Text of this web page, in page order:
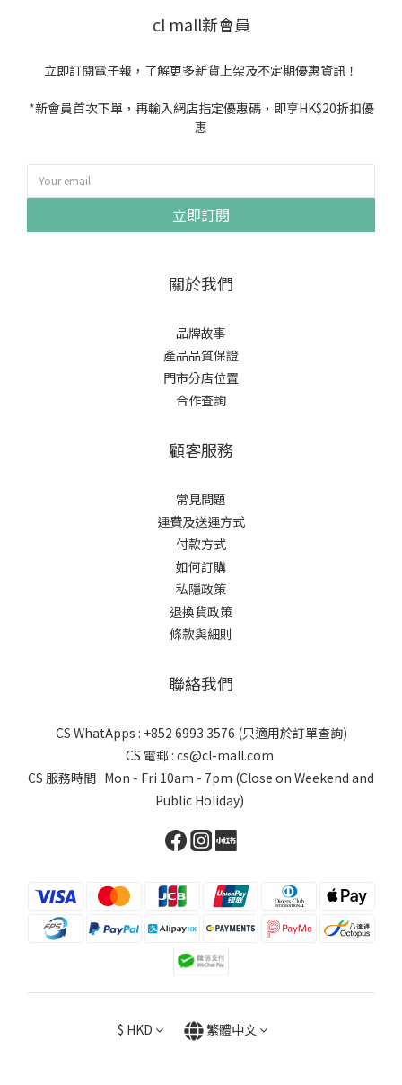
cl mall新會員
立即訂閱電子報，了解更多新貨上架及不定期優惠資訊！
*新會員首次下單，再輸入網店指定優惠碼，即享HK$20折扣優
惠
立即訂閱
關於我們
品牌故事
產品品質保證
門市分店位置
合作查詢
顧客服務
常見問題
運費及送運方式
付款方式
如何訂購
私隱政策
退換貨政策
條款與細則
聯絡我們
CS WhatApps : +852 6993 3576 (只適用於訂單查詢)
CS 電郵 : cs@cl-mall.com
CS 服務時間 : Mon - Fri 10am - 7pm (Close on Weekend and
Public Holiday)
$ HKD 繁體中文